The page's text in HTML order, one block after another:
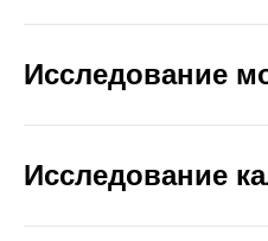
Исследование
Исследование